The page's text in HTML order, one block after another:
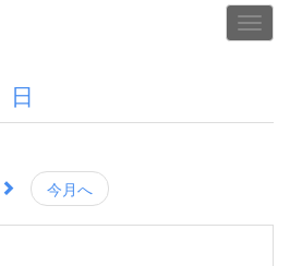
日
今月へ